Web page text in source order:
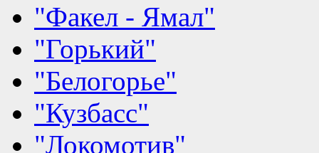
"Факел - Ямал"
"Горький"
"Белогорье"
"Кузбасс"
"Локомотив"